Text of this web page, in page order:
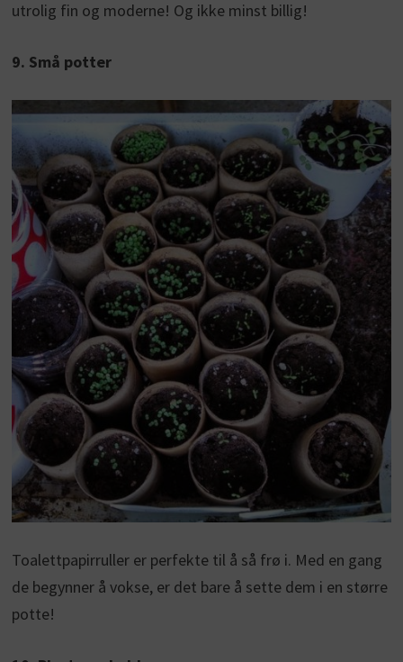
utrolig fin og moderne! Og ikke minst billig!
9. Små potter
Toalettpapirruller er perfekte til å så frø i. Med en gang
de begynner å vokse, er det bare å sette dem i en større
potte!